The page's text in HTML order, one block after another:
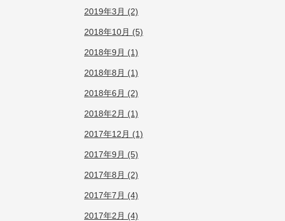
2019年3月 (2)
2018年10月 (5)
2018年9月 (1)
2018年8月 (1)
2018年6月 (2)
2018年2月 (1)
2017年12月 (1)
2017年9月 (5)
2017年8月 (2)
2017年7月 (4)
2017年2月 (4)